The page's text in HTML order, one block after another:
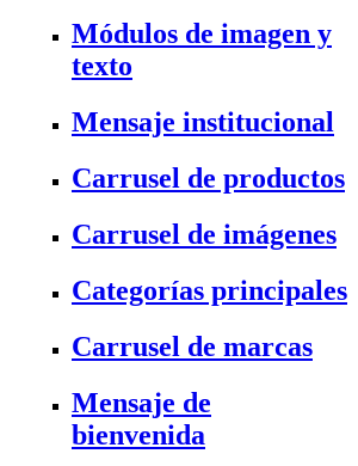
Módulos de imagen y
texto
Mensaje institucional
Carrusel de productos
Carrusel de imágenes
Categorías principales
Carrusel de marcas
Mensaje de
bienvenida